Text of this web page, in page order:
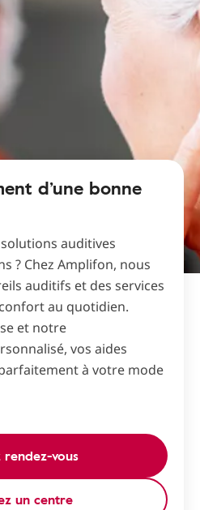
d’une bonne
auditives
? Chez Amplifon, nous
auditifs et des services
au quotidien.
et notre
vos aides
à votre mode
rendez-vous
un centre